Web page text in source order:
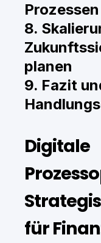
Prozessen
8.
planen
9. Fazit
Digitale
für